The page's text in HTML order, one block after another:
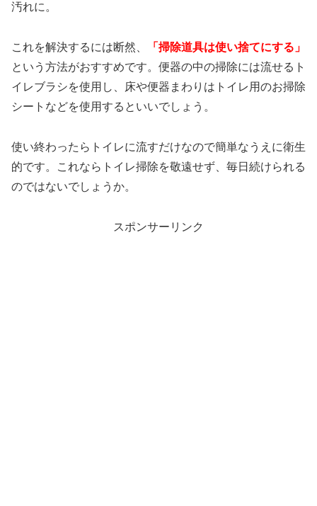
汚れに。
これを解決するには断然、
「掃除道具は使い捨てにする」
という方法がおすすめです。便器の中の掃除には流せるト
イレブラシを使用し、床や便器まわりはトイレ用のお掃除
シートなどを使用するといいでしょう。
使い終わったらトイレに流すだけなので簡単なうえに衛生
的です。これならトイレ掃除を敬遠せず、毎日続けられる
のではないでしょうか。
スポンサーリンク